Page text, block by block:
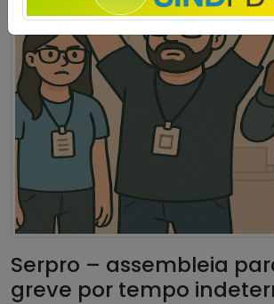
Serpro – assembleia
greve por tempo